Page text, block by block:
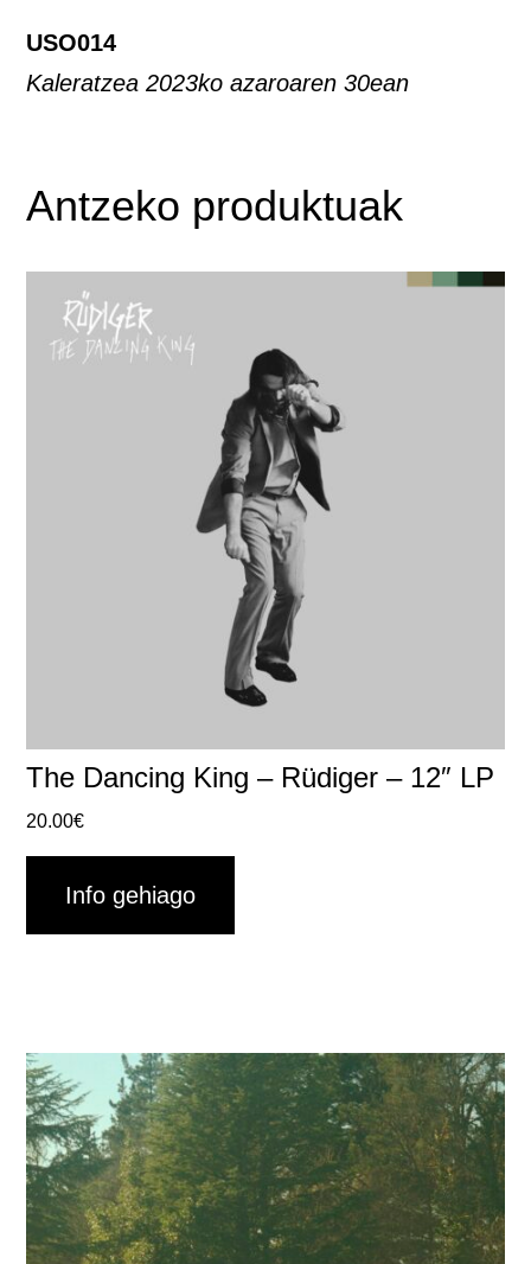
USO014
Kaleratzea 2023ko azaroaren 30ean
Antzeko produktuak
The Dancing King – Rüdiger – 12″ LP
20.00€
Info gehiago